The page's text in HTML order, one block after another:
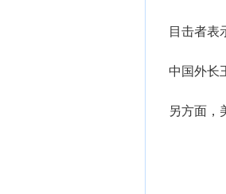
目击者表
中国外长
另方面，